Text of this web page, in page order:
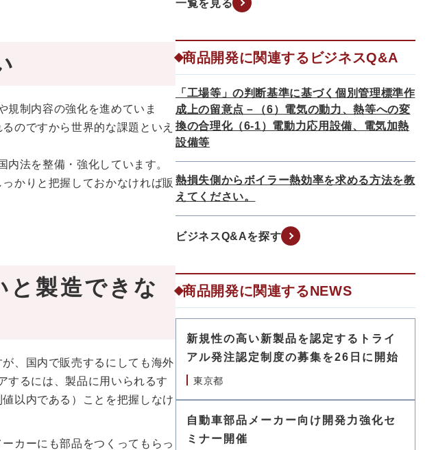
制内容の強化を進めていま
のですから世界的な課題といえ
法を整備・強化しています。
かりと把握しておかなければ販
と製造できな
、国内で販売するにしても海外
するには、製品に用いられるす
以内である）ことを把握しなけ
カーにも部品をつくってもらっ
一覧を見る
商品開発に関連するビジネスQ&A
「工場等」の判断基準に基づく個別管理標準作
成上の留意点－（6）電気の動力、熱等への変
換の合理化（6-1）電動力応用設備、電気加熱
設備等
熱損失側からボイラー熱効率を求める方法を教
えてください。
ビジネスQ&Aを探す
商品開発に関連するNEWS
新規性の高い新製品を認定するトライ
アル発注認定制度の募集を26日に開始
東京都
自動車部品メーカー向け開発力強化セ
ミナー開催